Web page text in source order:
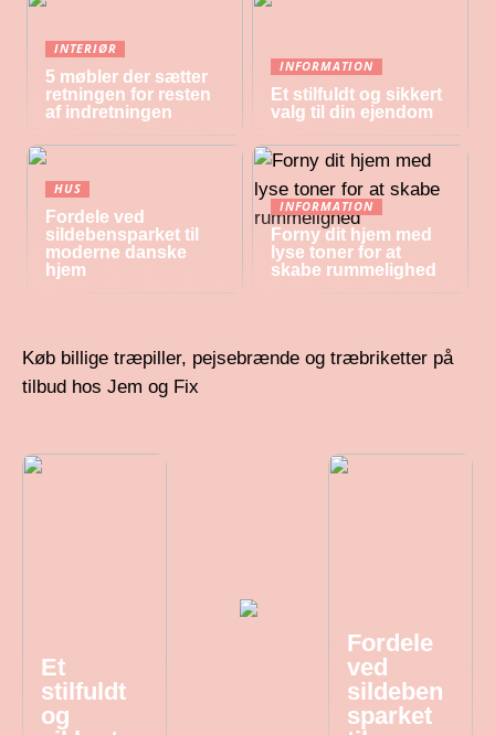
INTERIØR
5 møbler der sætter
retningen for resten
af indretningen
INFORMATION
Et stilfuldt og sikkert
valg til din ejendom
HUS
Fordele ved
sildebensparket til
moderne danske
hjem
INFORMATION
Forny dit hjem med
lyse toner for at
skabe rummelighed
Køb billige træpiller, pejsebrænde og træbriketter på
tilbud hos Jem og Fix
Et
stilfuldt
og
Fordele
ved
sildeben
sparket